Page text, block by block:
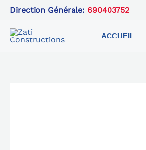
Skip
content
Direction Générale: 690403752
ACCUEIL